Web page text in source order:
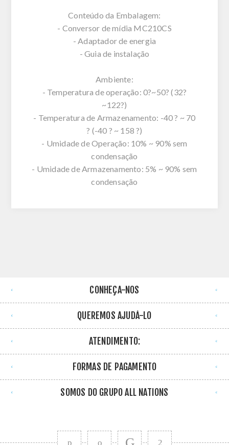
Conteúdo da Embalagem:
- Conversor de mídia MC210CS
- Adaptador de energia
- Guia de instalação
Ambiente:
- Temperatura de operação: 0?~50? (32?
~122?)
- Temperatura de Armazenamento: -40 ? ~ 70
? (-40 ? ~ 158 ?)
- Umidade de Operação: 10% ~ 90% sem
condensação
- Umidade de Armazenamento: 5% ~ 90% sem
condensação
CONHEÇA-NOS
QUEREMOS AJUDÁ-LO
ATENDIMENTO:
FORMAS DE PAGAMENTO
SOMOS DO GRUPO ALL NATIONS